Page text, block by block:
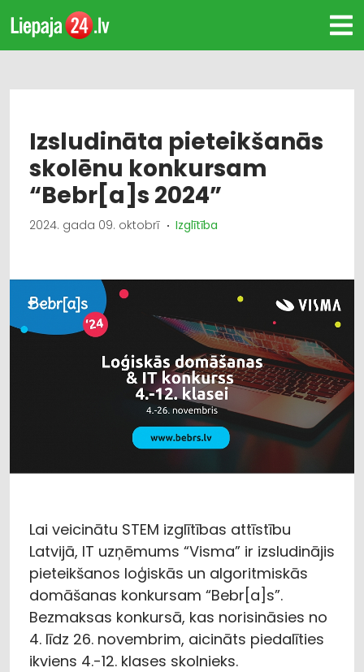
Izsludināta pieteikšanās
skolēnu konkursam
“Bebr[a]s 2024”
2024. gada 09. oktobrī Izglītība
Lai veicinātu STEM izglītības attīstību
Latvijā, IT uzņēmums “Visma” ir izsludinājis
pieteikšanos loģiskās un algoritmiskās
domāšanas konkursam “Bebr[a]s”.
Bezmaksas konkursā, kas norisināsies no
4. līdz 26. novembrim, aicināts piedalīties
ikviens 4.-12. klases skolnieks.